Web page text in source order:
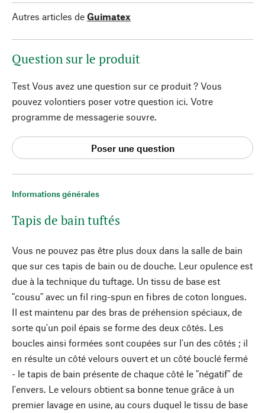
Informations générales
Tapis de bain tuftés
Vous ne pouvez pas être plus doux dans la salle de bain
que sur ces tapis de bain ou de douche. Leur opulence est
due à la technique du tuftage. Un tissu de base est
"cousu" avec un fil ring-spun en fibres de coton longues.
Il est maintenu par des bras de préhension spéciaux, de
sorte qu'un poil épais se forme des deux côtés. Les
boucles ainsi formées sont coupées sur l'un des côtés ; il
en résulte un côté velours ouvert et un côté bouclé fermé
- le tapis de bain présente de chaque côté le "négatif" de
l'envers. Le velours obtient sa bonne tenue grâce à un
premier lavage en usine, au cours duquel le tissu de base
Autres articles de Guimatex
Question sur le produit
Test Vous avez une question sur ce produit ? Vous
pouvez volontiers poser votre question ici. Votre
programme de messagerie souvre.
Poser une question